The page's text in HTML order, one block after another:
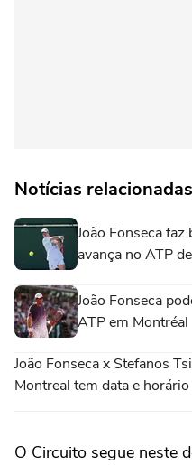
Notícias relacionadas
João Fonseca
avança no ATP
João Fonseca
ATP em Montréal
João Fonseca x Stefanos
Montreal tem data e
O Circuito segue neste